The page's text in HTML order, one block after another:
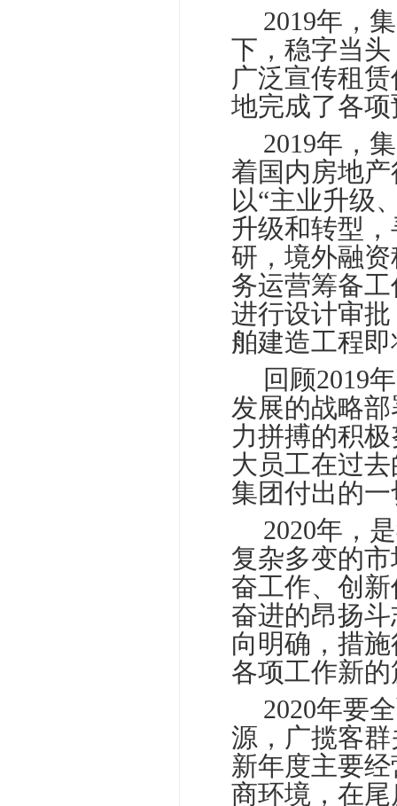
2019年，
下，稳字当
广泛宣传租
地完成了各
2019年，
着国内房地
以“主业升级
升级和转型
研，境外融
务运营筹备
进行设计审
舶建造工程
回顾2019
发展的战略
力拼搏的积
大员工在过
集团付出的
2020年，
复杂多变的
奋工作、创
奋进的昂扬
向明确，措
各项工作新
2020年要
源，广揽客
新年度主要
商环境，在